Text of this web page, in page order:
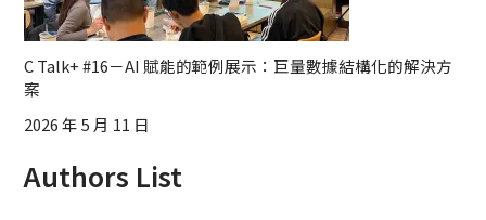
C Talk+ #16－AI 賦能的範例展示：巨量數據結構化的解決方
案
2026 年 5 月 11 日
Authors List